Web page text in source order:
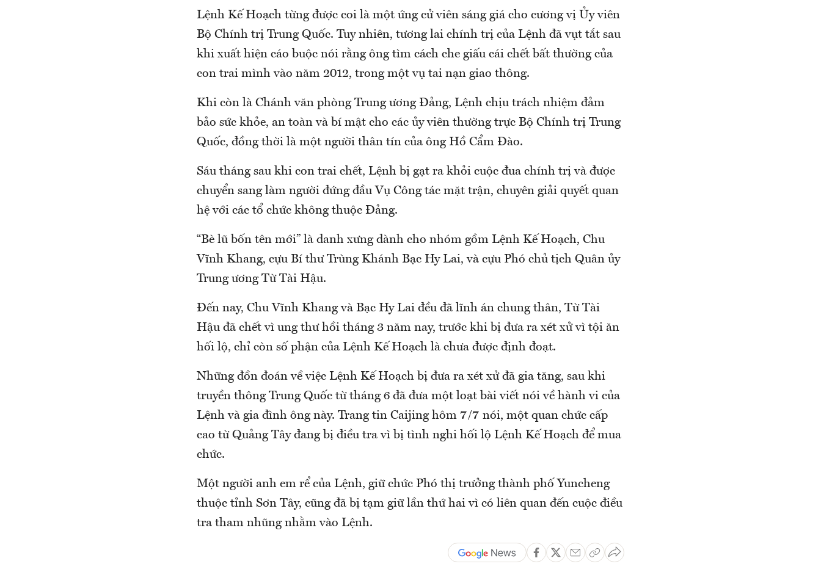
Lệnh Kế Hoạch từng được coi là một ứng cử viên sáng giá cho cương vị Ủy viên
Bộ Chính trị Trung Quốc. Tuy nhiên, tương lai chính trị của Lệnh đã vụt tắt sau
khi xuất hiện cáo buộc nói rằng ông tìm cách che giấu cái chết bất thường của
con trai mình vào năm 2012, trong một vụ tai nạn giao thông.
Khi còn là Chánh văn phòng Trung ương Đảng, Lệnh chịu trách nhiệm đảm
bảo sức khỏe, an toàn và bí mật cho các ủy viên thường trực Bộ Chính trị Trung
Quốc, đồng thời là một người thân tín của ông Hồ Cẩm Đào.
Sáu tháng sau khi con trai chết, Lệnh bị gạt ra khỏi cuộc đua chính trị và được
chuyển sang làm người đứng đầu Vụ Công tác mặt trận, chuyên giải quyết quan
hệ với các tổ chức không thuộc Đảng.
“Bè lũ bốn tên mới” là danh xưng dành cho nhóm gồm Lệnh Kế Hoạch, Chu
Vĩnh Khang, cựu Bí thư Trùng Khánh Bạc Hy Lai, và cựu Phó chủ tịch Quân ủy
Trung ương Từ Tài Hậu.
Đến nay, Chu Vĩnh Khang và Bạc Hy Lai đều đã lĩnh án chung thân, Từ Tài
Hậu đã chết vì ung thư hồi tháng 3 năm nay, trước khi bị đưa ra xét xử vì tội ăn
hối lộ, chỉ còn số phận của Lệnh Kế Hoạch là chưa được định đoạt.
Những đồn đoán về việc Lệnh Kế Hoạch bị đưa ra xét xử đã gia tăng, sau khi
truyền thông Trung Quốc từ tháng 6 đã đưa một loạt bài viết nói về hành vi của
Lệnh và gia đình ông này. Trang tin Caijing hôm 7/7 nói, một quan chức cấp
cao từ Quảng Tây đang bị điều tra vì bị tình nghi hối lộ Lệnh Kế Hoạch để mua
chức.
Một người anh em rể của Lệnh, giữ chức Phó thị trưởng thành phố Yuncheng
thuộc tỉnh Sơn Tây, cũng đã bị tạm giữ lần thứ hai vì có liên quan đến cuộc điều
tra tham nhũng nhằm vào Lệnh.